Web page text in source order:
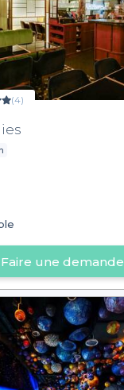
(4)
Faire une demande